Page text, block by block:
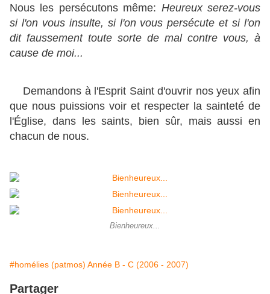
Nous les persécutons même: Heureux serez-vous
si l'on vous insulte, si l'on vous persécute et si l'on
dit faussement toute sorte de mal contre vous, à
cause de moi...
Demandons à l'Esprit Saint d'ouvrir nos yeux afin
que nous puissions voir et respecter la sainteté de
l'Église, dans les saints, bien sûr, mais aussi en
chacun de nous.
Bienheureux...
#homélies (patmos) Année B - C (2006 - 2007)
Partager